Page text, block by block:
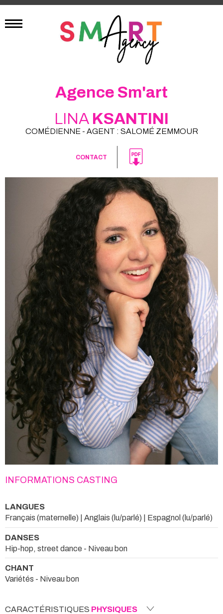
Agence Sm'art
LINA KSANTINI
COMÉDIENNE - AGENT : SALOMÉ ZEMMOUR
CONTACT
INFORMATIONS CASTING
LANGUES
Français (maternelle) | Anglais (lu/parlé) | Espagnol (lu/parlé)
DANSES
Hip-hop, street dance - Niveau bon
CHANT
Variétés - Niveau bon
CARACTÉRISTIQUES PHYSIQUES